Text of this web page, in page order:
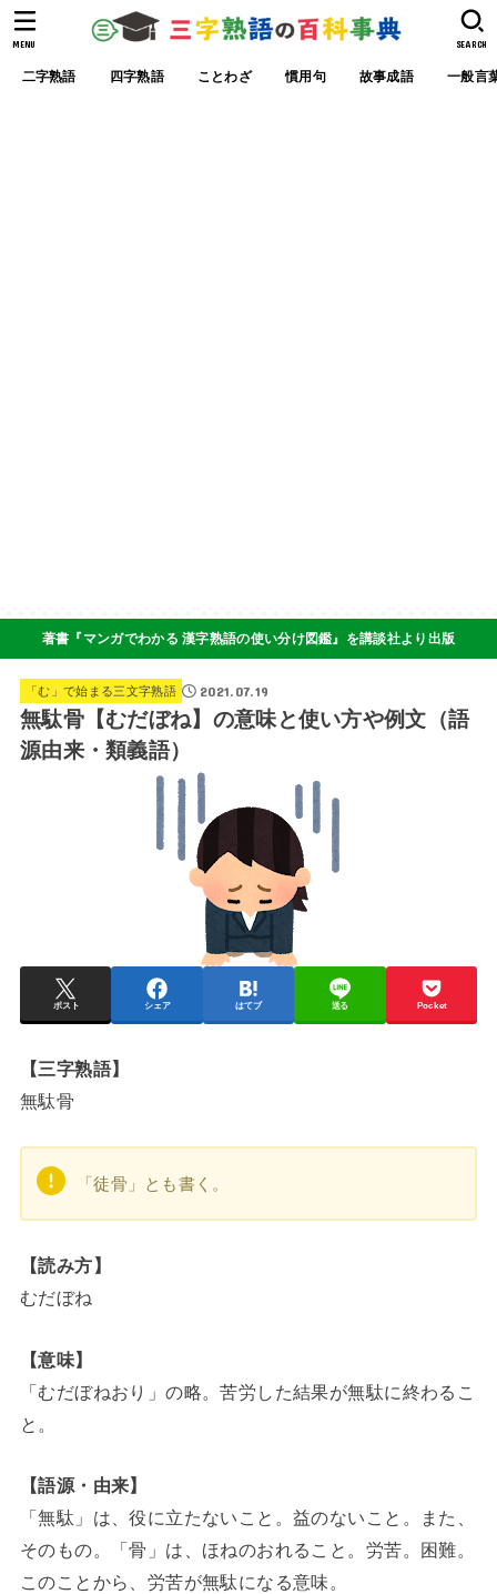
二字熟語 四字熟語 ことわざ 慣用句 故事成語 一般言
SEARCH
MENU
著書『マンガでわかる 漢字熟語の使い分け図鑑』を講談社より出版
「む」で始まる三文字熟語 2021.07.19
無駄骨【むだぼね】の意味と使い方や例文（語
源由来・類義語）
ポスト シェア はてブ 送る Pocket
【三字熟語】
無駄骨
「徒骨」とも書く。
【読み方】
むだぼね
【意味】
「むだぼねおり」の略。苦労した結果が無駄に終わるこ
と。
【語源・由来】
「無駄」は、役に立たないこと。益のないこと。また、
そのもの。「骨」は、ほねのおれること。労苦。困難。
このことから、労苦が無駄になる意味。